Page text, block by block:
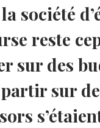
société
reste
sur des
sur